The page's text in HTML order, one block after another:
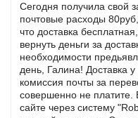
Сегодня получила свой
почтовые расходы
что доставка
вернуть деньги за
необходимости
день, Галина! Доставка
комиссия почты за
совершенно не платите.
сайте через систему